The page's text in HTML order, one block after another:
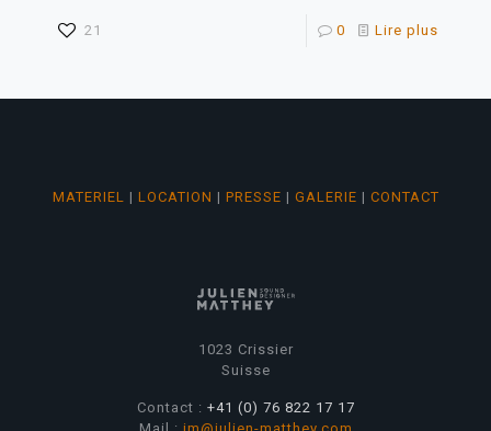
21 0 Lire plus
MATERIEL | LOCATION | PRESSE | GALERIE | CONTACT
1023 Crissier
Suisse
Contact : +41 (0) 76 822 17 17